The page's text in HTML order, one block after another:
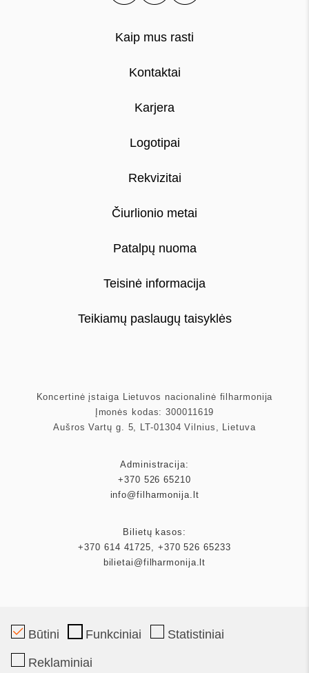
Kaip mus rasti
Kontaktai
Karjera
Logotipai
Rekvizitai
Čiurlionio metai
Patalpų nuoma
Teisinė informacija
Teikiamų paslaugų taisyklės
Koncertinė įstaiga Lietuvos nacionalinė filharmonija
Įmonės kodas: 300011619
Aušros Vartų g. 5, LT-01304 Vilnius, Lietuva
Administracija:
+370 526 65210
info@filharmonija.lt
Bilietų kasos:
+370 614 41725
+370 526 65233
bilietai@filharmonija.lt
Mecenatas
Būtini Funkciniai Statistiniai
Reklaminiai